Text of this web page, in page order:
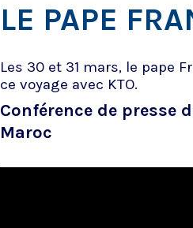
LE PAPE
Les 30 et 31 mars, le pape
ce voyage avec KTO.
Conférence de presse
Maroc